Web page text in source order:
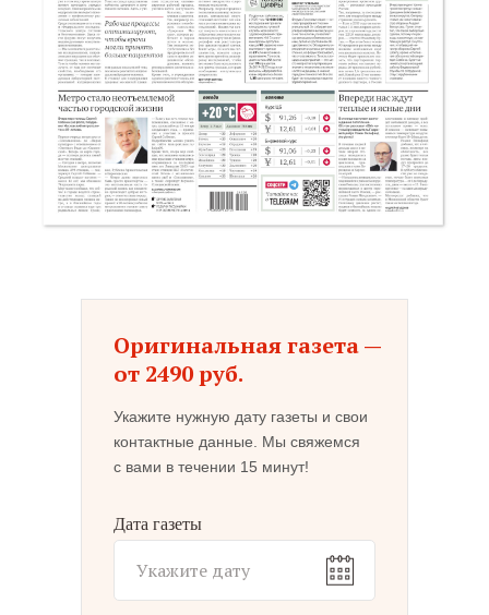
Оригинальная газета —
от 2490 руб.
Укажите нужную дату газеты и свои
контактные данные. Мы свяжемся
с вами в течении 15 минут!
Дата газеты